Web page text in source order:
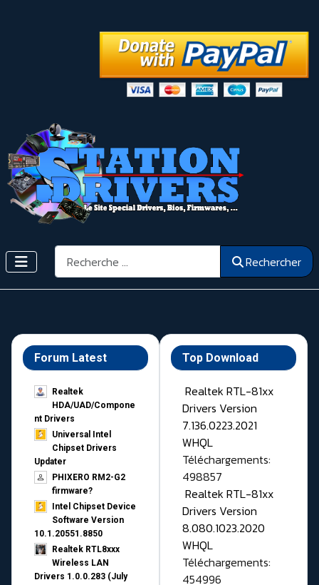
Rechercher Rechercher
Forum Latest
Realtek
HDA/UAD/Compone
nt Drivers
Universal Intel
Chipset Drivers
Updater​
PHIXERO RM2-G2
firmware?
Intel Chipset Device
Software Version
10.1.20551.8850
Realtek RTL8xxx
Wireless LAN
Drivers 1.0.0.283 (July
Top Download
Realtek RTL-81xx
Drivers Version
7.136.0223.2021
WHQL
Téléchargements:
498857
Realtek RTL-81xx
Drivers Version
8.080.1023.2020
WHQL
Téléchargements:
454996